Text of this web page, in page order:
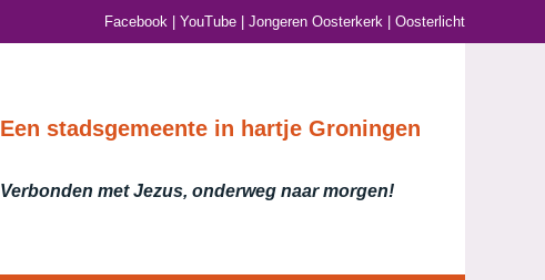
Facebook YouTube Jongeren Oosterkerk Oosterlicht
Een stadsgemeente in hartje Groningen
Verbonden met Jezus, onderweg naar morgen!